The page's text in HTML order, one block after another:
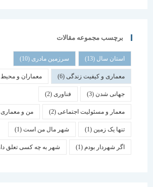
برچسب مجموعه مقالات
استان سال(13) سرزمین مادری(10)
معماری و کیفیت زندگی(6) معماران و محیط زیست(5)
جهانی شدن(3) فناوری (2)
معمار و مسئولیت اجتماعی (2) من و معماری (1)
تنها یک زمین(1) شهر مال من است(1)
اگر شهردار بودم (1) شهر به چه کسی تعلق دارد(1)